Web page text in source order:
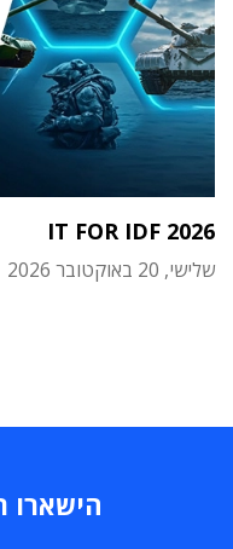
IT FOR IDF 2026
שלישי, 20 באוקטובר 2026
הישארו